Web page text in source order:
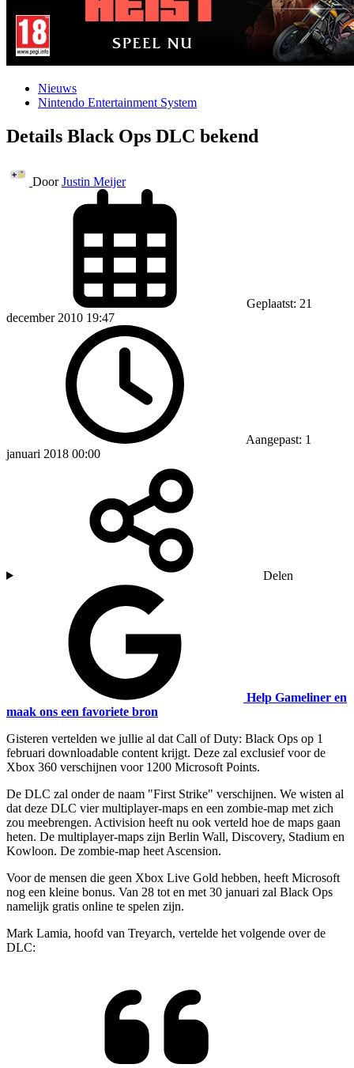
Nieuws
Nintendo Entertainment System
Details Black Ops DLC bekend
Door Justin Meijer
Geplaatst: 21
december 2010 19:47
Aangepast: 1
januari 2018 00:00
Delen
Help Gameliner en
maak ons een favoriete bron
Gisteren vertelden we jullie al dat Call of Duty: Black Ops op 1
februari downloadable content krijgt. Deze zal exclusief voor de
Xbox 360 verschijnen voor 1200 Microsoft Points.
De DLC zal onder de naam "First Strike" verschijnen. We wisten al
dat deze DLC vier multiplayer-maps en een zombie-map met zich
zou meebrengen. Activision heeft nu ook verteld hoe de maps gaan
heten. De multiplayer-maps zijn Berlin Wall, Discovery, Stadium en
Kowloon. De zombie-map heet Ascension.
Voor de mensen die geen Xbox Live Gold hebben, heeft Microsoft
nog een kleine bonus. Van 28 tot en met 30 januari zal Black Ops
namelijk gratis online te spelen zijn.
Mark Lamia, hoofd van Treyarch, vertelde het volgende over de
DLC: